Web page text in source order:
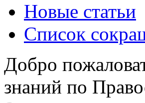
Новые статьи
Список
Добро
знаний по